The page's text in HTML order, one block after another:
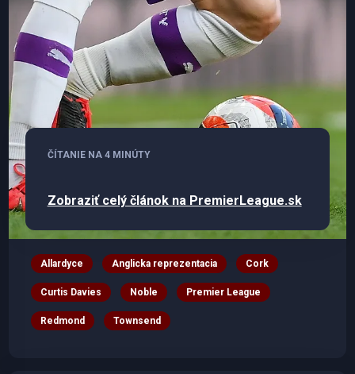
ČÍTANIE NA 4 MINÚTY
Zobraziť celý článok na PremierLeague.sk
Allardyce Anglicka reprezentacia Cork
Curtis Davies Noble Premier League
Redmond Townsend